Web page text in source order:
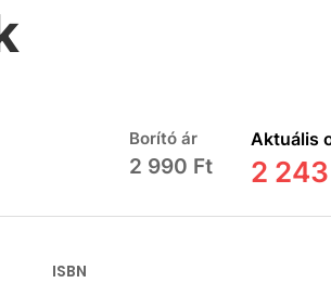
Borító ár
2 990 Ft
Aktuális
2
ISBN